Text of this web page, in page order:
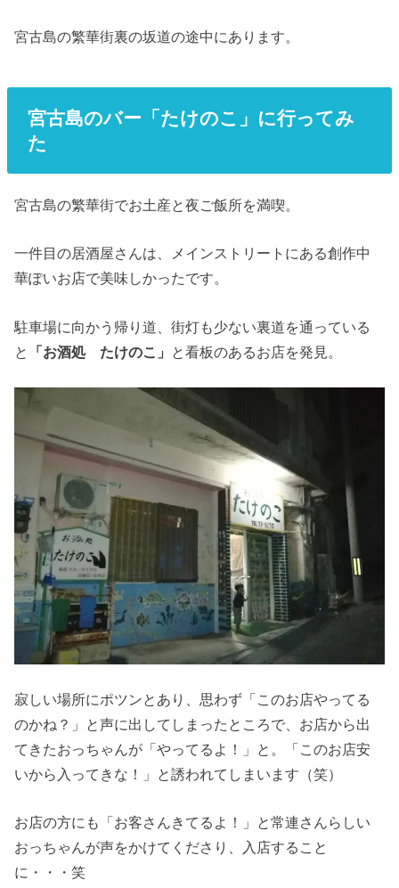
宮古島の繁華街裏の坂道の途中にあります。
宮古島のバー「たけのこ」に行ってみ
た
宮古島の繁華街でお土産と夜ご飯所を満喫。
一件目の居酒屋さんは、メインストリートにある創作中
華ぽいお店で美味しかったです。
駐車場に向かう帰り道、街灯も少ない裏道を通っている
と
「お酒処 たけのこ」 と看板のあるお店を発見。
寂しい場所にポツンとあり、思わず「このお店やってる
のかね？」と声に出してしまったところで、お店から出
てきたおっちゃんが「やってるよ！」と。「このお店安
いから入ってきな！」と誘われてしまいます（笑）
お店の方にも「お客さんきてるよ！」と常連さんらしい
おっちゃんが声をかけてくださり、入店すること
に・・・笑